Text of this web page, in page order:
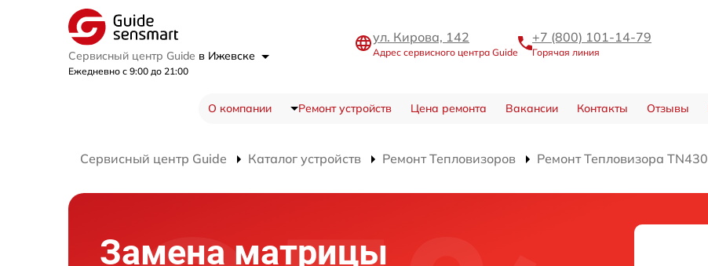
Сервисный центр Guide в Ижевске
Ежедневно с 9:00 до 21:00
ул. Кирова, 142
Адрес сервисного центра Guide
+7 (800) 101-14-79
Горячая линия
О компании Ремонт устройств Цена ремонта Вакансии Контакты Отзывы
Сервисный центр Guide Каталог устройств Ремонт Тепловизоров Ремонт Тепловизора TN430
Замена матрицы